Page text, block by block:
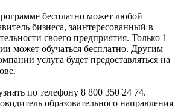
бесплатно может любой
бизнеса, заинтересованный в
своего предприятия. Только 1
может обучаться бесплатно. Другим
услуга будет предоставляться на
по телефону 8 800 350 24 74.
образовательного направления